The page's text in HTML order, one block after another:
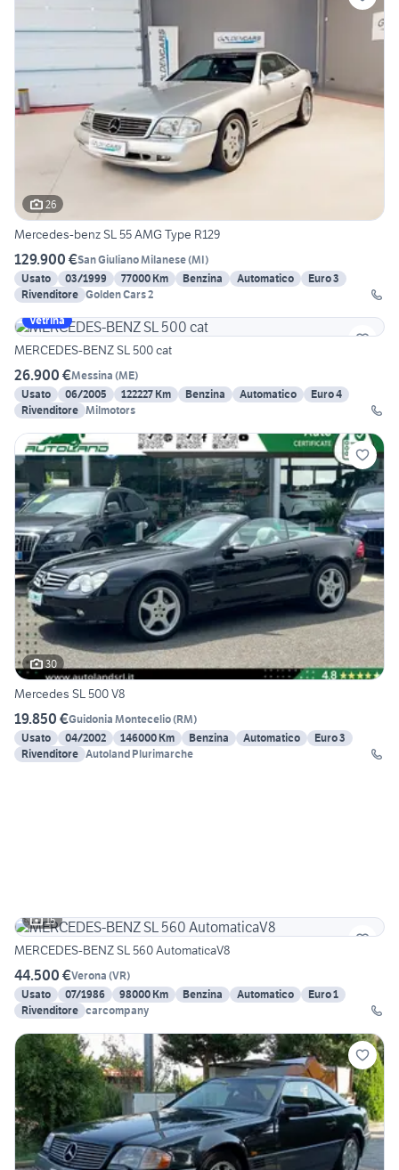
26
Mercedes-benz SL 55 AMG Type R129
129.900 €San Giuliano Milanese(MI)
Usato
03/1999 77000 Km Benzina Automatico
Euro 3
Rivenditore Golden Cars 2
Vetrina
MERCEDES-BENZ SL 500 cat
26.900 €Messina (ME)
Usato
06/2005 122227 Km Benzina Automatico
Euro 4
Rivenditore Milmotors
30
Mercedes SL 500 V8
19.850 €Guidonia Montecelio(RM)
Usato
04/2002 146000 Km Benzina Automatico
Euro 3
Rivenditore Autoland Plurimarche
15
MERCEDES-BENZ SL 560 AutomaticaV8
44.500 €Verona (VR)
Usato
07/1986 98000 Km Benzina Automatico
Euro 1
Rivenditore carcompany